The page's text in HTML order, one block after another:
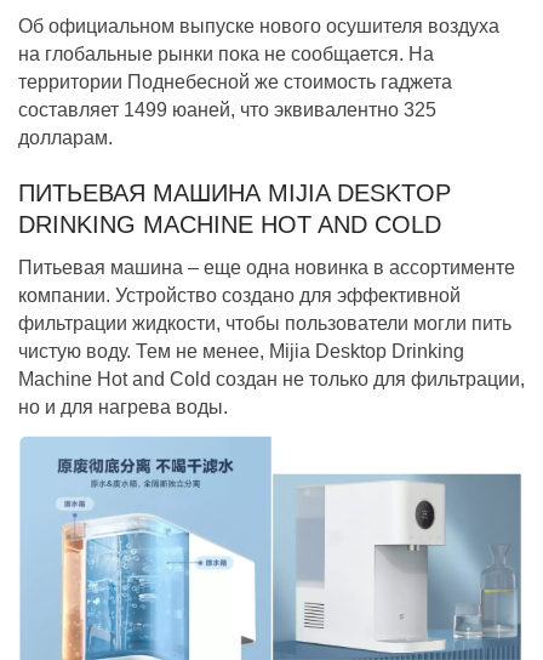
Об официальном выпуске нового осушителя воздуха
на глобальные рынки пока не сообщается. На
территории Поднебесной же стоимость гаджета
составляет 1499 юаней, что эквивалентно 325
долларам.
ПИТЬЕВАЯ МАШИНА MIJIA DESKTOP
DRINKING MACHINE HOT AND COLD
Питьевая машина – еще одна новинка в ассортименте
компании. Устройство создано для эффективной
фильтрации жидкости, чтобы пользователи могли пить
чистую воду. Тем не менее, Mijia Desktop Drinking
Machine Hot and Cold создан не только для фильтрации,
но и для нагрева воды.